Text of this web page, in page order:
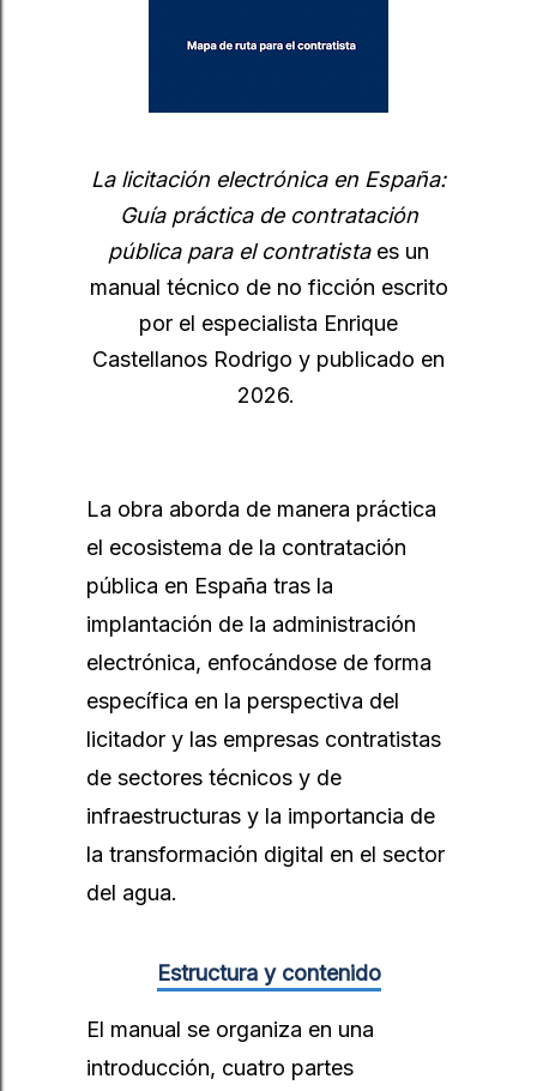
La licitación electrónica en España:
Guía práctica de contratación
pública para el contratista es un
manual técnico de no ficción escrito
por el especialista Enrique
Castellanos Rodrigo y publicado en
2026.
La obra aborda de manera práctica
el ecosistema de la contratación
pública en España tras la
implantación de la administración
electrónica, enfocándose de forma
específica en la perspectiva del
licitador y las empresas contratistas
de sectores técnicos y de
infraestructuras y la importancia de
la transformación digital en el sector
del agua.
Estructura y contenido
El manual se organiza en una
introducción, cuatro partes